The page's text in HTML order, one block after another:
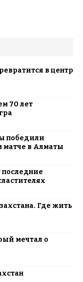
в центр
70 лет
победили
матче в Алматы
последние
Где жить
мечтал о